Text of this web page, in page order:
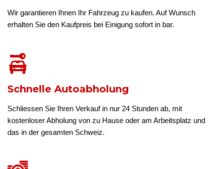
Wir garantieren Ihnen Ihr Fahrzeug zu kaufen. Auf Wunsch
erhalten Sie den Kaufpreis bei Einigung sofort in bar.
Schnelle Autoabholung
Schliessen Sie Ihren Verkauf in nur 24 Stunden ab, mit
kostenloser Abholung von zu Hause oder am Arbeitsplatz und
das in der gesamten Schweiz.